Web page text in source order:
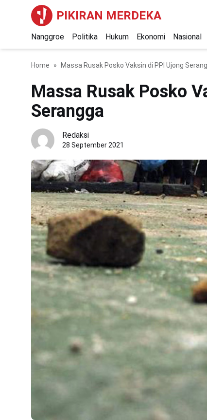
PIKIRAN MERDEKA
Nanggroe Politika Hukum Ekonomi Nasional
Home Massa Rusak Posko Vaksin di PPI Ujong
Massa Rusak Posko
Serangga
Redaksi
28 September 2021